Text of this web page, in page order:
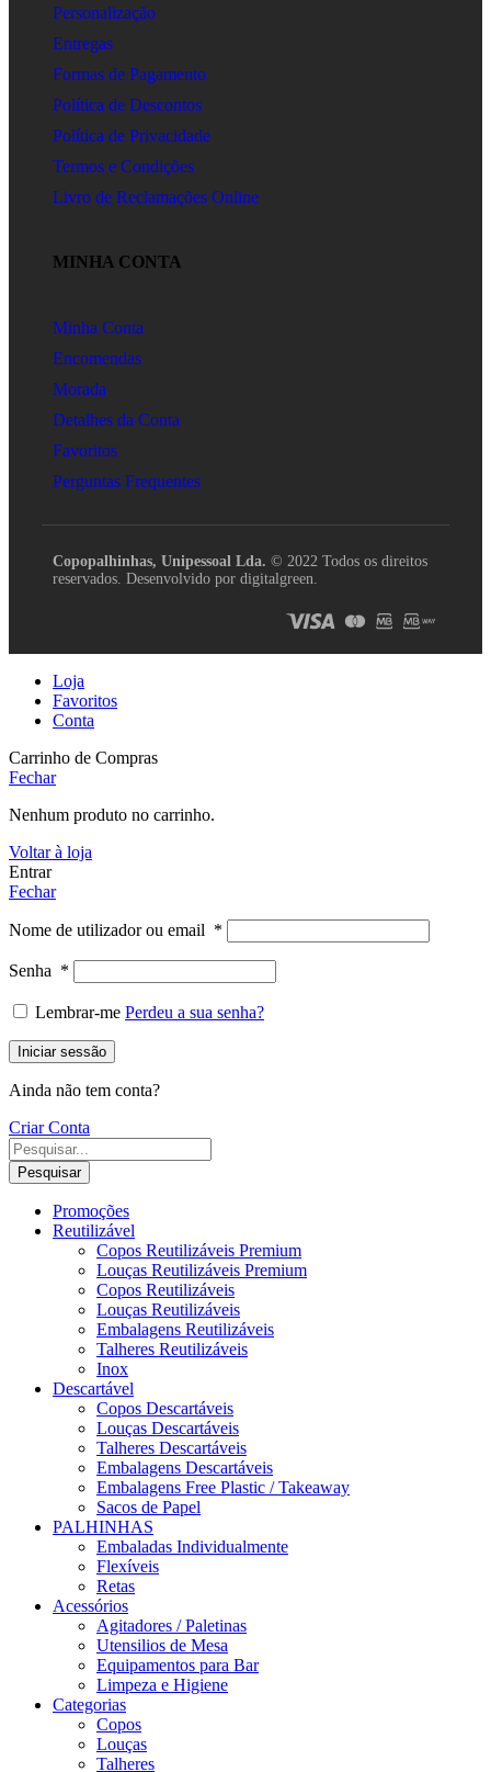
Personalização
Entregas
Formas de Pagamento
Política de Descontos
Política de Privacidade
Termos e Condições
Livro de Reclamações Online
MINHA CONTA
Minha Conta
Encomendas
Morada
Detalhes da Conta
Favoritos
Perguntas Frequentes
Copopalhinhas, Unipessoal Lda. © 2022 Todos os direitos
reservados. Desenvolvido por digitalgreen.
Loja
Favoritos
Conta
Carrinho de Compras
Fechar
Nenhum produto no carrinho.
Voltar à loja
Entrar
Fechar
Nome de utilizador ou email *
Senha *
Lembrar-me Perdeu a sua senha?
Iniciar sessão
Ainda não tem conta?
Criar Conta
Pesquisar
Promoções
Reutilizável
Copos Reutilizáveis Premium
Louças Reutilizáveis Premium
Copos Reutilizáveis
Louças Reutilizáveis
Embalagens Reutilizáveis
Talheres Reutilizáveis
Inox
Descartável
Copos Descartáveis
Louças Descartáveis
Talheres Descartáveis
Embalagens Descartáveis
Embalagens Free Plastic / Takeaway
Sacos de Papel
PALHINHAS
Embaladas Individualmente
Flexíveis
Retas
Acessórios
Agitadores / Paletinas
Utensilios de Mesa
Equipamentos para Bar
Limpeza e Higiene
Categorias
Copos
Louças
Talheres